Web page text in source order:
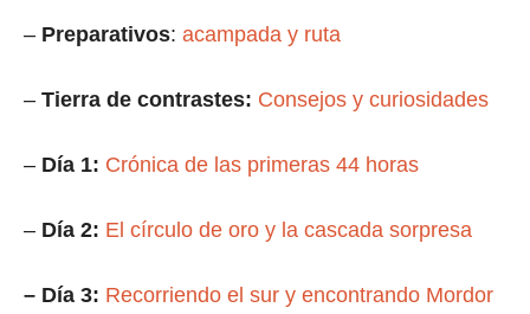
– Preparativos: acampada y ruta
– Tierra de contrastes: Consejos y curiosidades
– Día 1: Crónica de las primeras 44 horas
– Día 2: El círculo de oro y la cascada sorpresa
– Día 3: Recorriendo el sur y encontrando Mordor